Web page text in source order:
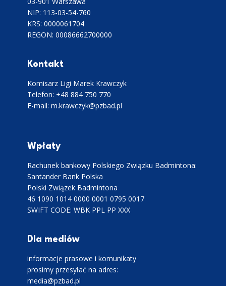
NIP: 113-03-54-760
KRS: 0000061704
REGON: 00086662700000
Kontakt
Komisarz Ligi Marek Krawczyk
Telefon: +48 884 750 770
E-mail: m.krawczyk@pzbad.pl
Wpłaty
Rachunek bankowy Polskiego Związku Badmintona:
Santander Bank Polska
Polski Związek Badmintona
46 1090 1014 0000 0001 0795 0017
SWIFT CODE: WBK PPL PP XXX
Dla mediów
informacje prasowe i komunikaty
prosimy przesyłać na adres:
media@pzbad.pl